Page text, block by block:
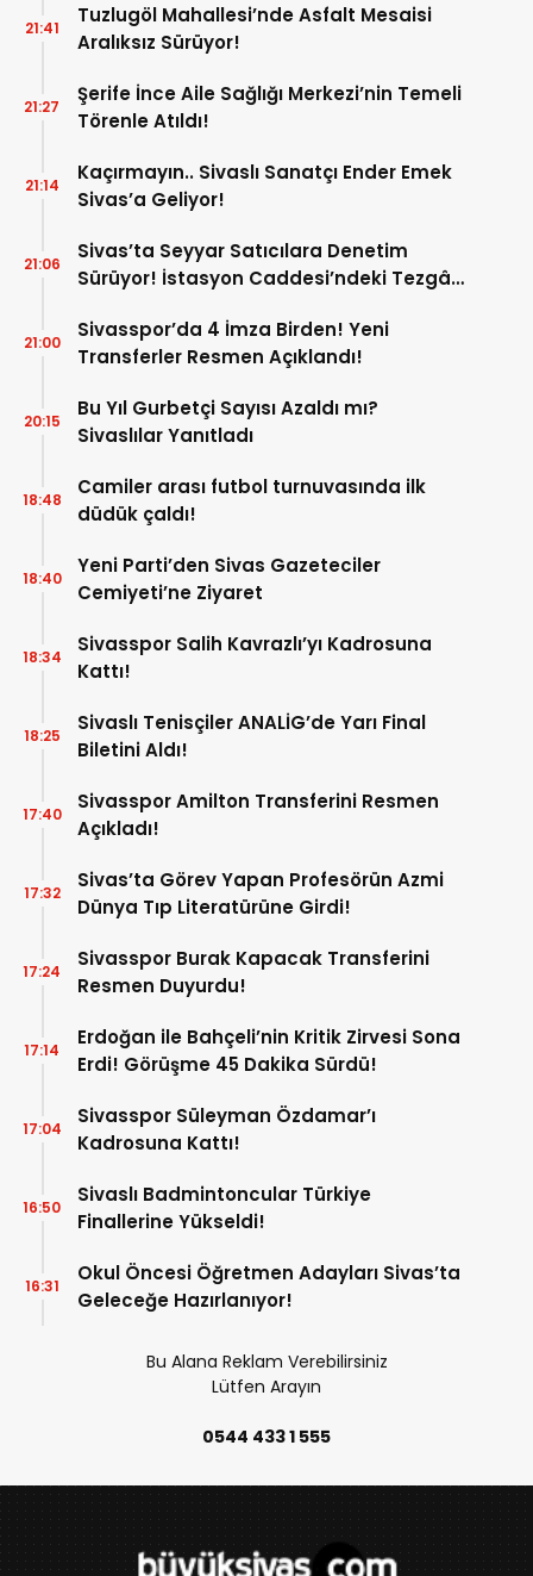
Tuzlugöl Mahallesi’nde Asfalt Mesaisi
Aralıksız Sürüyor!
21:41
Şerife İnce Aile Sağlığı Merkezi’nin Temeli
Törenle Atıldı!
21:27
Kaçırmayın.. Sivaslı Sanatçı Ender Emek
Sivas’a Geliyor!
21:14
Sivas’ta Seyyar Satıcılara Denetim
Sürüyor! İstasyon Caddesi’ndeki Tezgâh
21:06
Sivasspor’da 4 İmza Birden! Yeni
Transferler Resmen Açıklandı!
21:00
Bu Yıl Gurbetçi Sayısı Azaldı mı?
Sivaslılar Yanıtladı
20:15
Camiler arası futbol turnuvasında ilk
düdük çaldı!
18:48
Yeni Parti’den Sivas Gazeteciler
Cemiyeti’ne Ziyaret
18:40
Sivasspor Salih Kavrazlı’yı Kadrosuna
Kattı!
18:34
Sivaslı Tenisçiler ANALİG’de Yarı Final
Biletini Aldı!
18:25
Sivasspor Amilton Transferini Resmen
Açıkladı!
17:40
Sivas’ta Görev Yapan Profesörün Azmi
Dünya Tıp Literatürüne Girdi!
17:32
Sivasspor Burak Kapacak Transferini
Resmen Duyurdu!
17:24
Erdoğan ile Bahçeli’nin Kritik Zirvesi Sona
Erdi! Görüşme 45 Dakika Sürdü!
17:14
Sivasspor Süleyman Özdamar’ı
Kadrosuna Kattı!
17:04
Sivaslı Badmintoncular Türkiye
Finallerine Yükseldi!
16:50
Okul Öncesi Öğretmen Adayları Sivas’ta
Geleceğe Hazırlanıyor!
16:31
Bu Alana Reklam Verebilirsiniz
Lütfen Arayın
0544 433 1 555